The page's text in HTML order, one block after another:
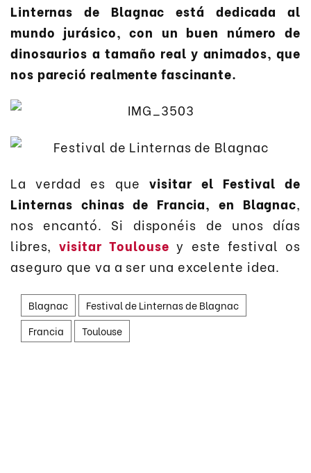
Linternas de Blagnac está dedicada al
mundo jurásico, con un buen número de
dinosaurios a tamaño real y animados, que
nos pareció realmente fascinante.
La verdad es quevisitar el Festival de
Linternas chinas de Francia, en Blagnac,
nos encantó. Si disponéis de unos días
libres,visitar Toulouse y este festival os
aseguro que va a ser una excelente idea.
Blagnac
Festival de Linternas de Blagnac
Francia
Toulouse